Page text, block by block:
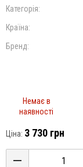
Категорія:
Країна:
Бренд:
Немає в
наявності
Ціна: 3 730 грн